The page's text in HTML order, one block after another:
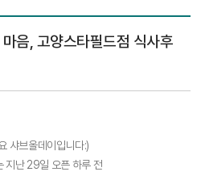
음, 고양스타필드점 식사후
샤브올데이입니다:)
지난 29일 오픈 하루 전